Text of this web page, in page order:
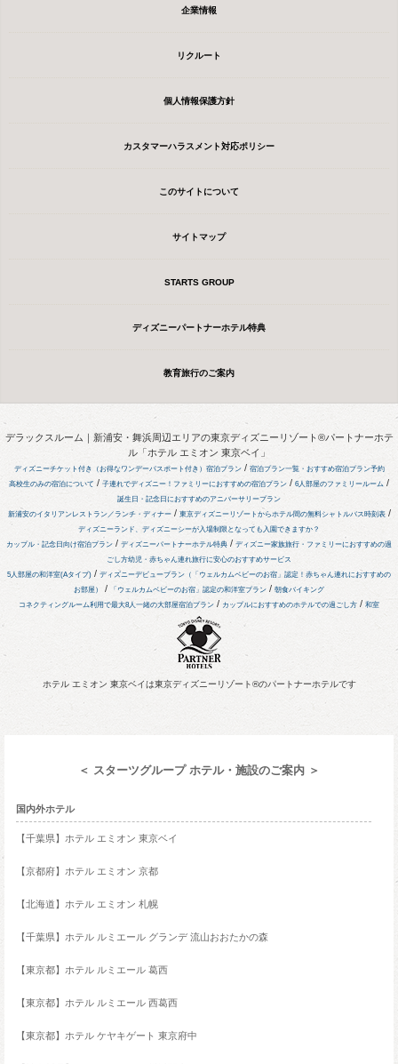
企業情報
リクルート
個人情報保護方針
カスタマーハラスメント対応ポリシー
このサイトについて
サイトマップ
STARTS GROUP
ディズニーパートナーホテル特典
教育旅行のご案内
デラックスルーム｜新浦安・舞浜周辺エリアの東京ディズニーリゾート®パートナーホテ
ル「ホテル エミオン 東京ベイ」
ディズニーチケット付き（お得なワンデーパスポート付き）宿泊プラン/ 宿泊プラン一覧・おすすめ宿泊プラン予約
高校生のみの宿泊について / 子連れでディズニー！ファミリーにおすすめの宿泊プラン / 6人部屋のファミリールーム /
誕生日・記念日におすすめのアニバーサリープラン
新浦安のイタリアンレストラン／ランチ・ディナー/ 東京ディズニーリゾートからホテル間の無料シャトルバス時刻表/
ディズニーランド、ディズニーシーが入場制限となっても入園できますか？
カップル・記念日向け宿泊プラン / ディズニーパートナーホテル特典 / ディズニー家族旅行・ファミリーにおすすめの過
ごし方幼児・赤ちゃん連れ旅行に安心のおすすめサービス
5人部屋の和洋室(Aタイプ) / ディズニーデビュープラン（「ウェルカムベビーのお宿」認定！赤ちゃん連れにおすすめの
お部屋）
/ 「ウェルカムベビーのお宿」認定の和洋室プラン / 朝食バイキング
コネクティングルーム利用で最大8人一緒の大部屋宿泊プラン / カップルにおすすめのホテルでの過ごし方 / 和室
ホテル エミオン 東京ベイは東京ディズニーリゾート®のパートナーホテルです
＜ スターツグループ ホテル・施設のご案内 ＞
国内外ホテル
【千葉県】ホテル エミオン 東京ベイ
【京都府】ホテル エミオン 京都
【北海道】ホテル エミオン 札幌
【千葉県】ホテル ルミエール グランデ 流山おおたかの森
【東京都】ホテル ルミエール 葛西
【東京都】ホテル ルミエール 西葛西
【東京都】ホテル ケヤキゲート 東京府中